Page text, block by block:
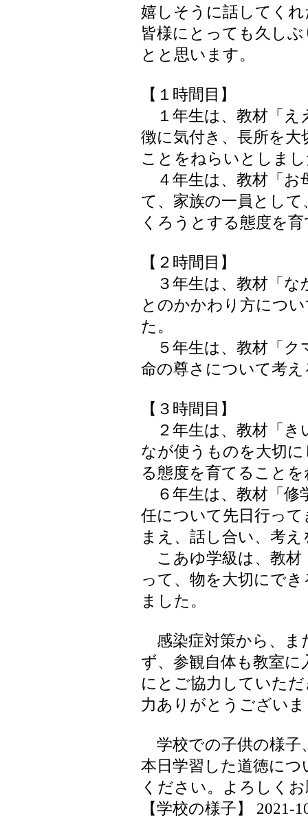
嬉しそうに話してく
皆様にとっても久し
とと思います。
【１時間目】
１年生は、教材「え
徴に気付き、長所を
ことをねらいとしま
４年生は、教材「お
て、家族の一員とし
くろうとする態度を
【２時間目】
３年生は、教材「な
とのかかわり方につ
た。
５年生は、教材「ク
命の尊さについて考
【３時間目】
２年生は、教材「き
なが使うものを大切
る態度を育てること
６年生は、教材「修
任について先日行っ
まえ、話し合い、考
こあゆ学級は、教材
って、物を大切にで
ました。
感染症対策から、ま
ず、参観自体も教室
にとご協力していた
力ありがとうござい
学校での子供の様子
本日学習した道徳に
ください。よろしく
【学校の様子】 2021-